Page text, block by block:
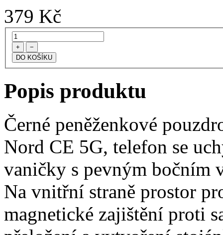
379 Kč
+ −
Popis produktu
Černé peněženkové
Nord CE 5G, telefon se
vaničky s pevným bočním
Na vnitřní straně prostor
magnetické zajištění proti